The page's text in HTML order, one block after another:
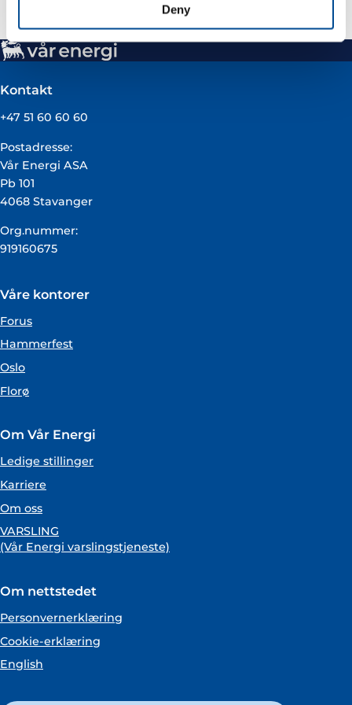
Deny
Kontakt
+47 51 60 60 60
Postadresse:
Vår Energi ASA
Pb 101
4068 Stavanger
Org.nummer:
919160675
Våre kontorer
Forus
Hammerfest
Oslo
Florø
Om Vår Energi
Ledige stillinger
Karriere
Om oss
VARSLING
(Vår Energi varslingstjeneste)
Om nettstedet
Personvernerklæring
Cookie-erklæring
English